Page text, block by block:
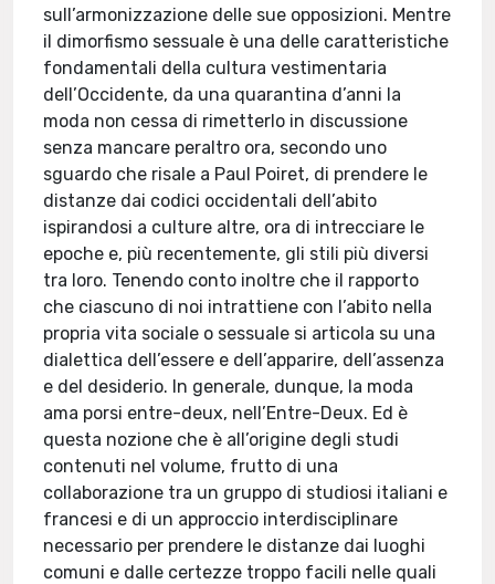
sull’armonizzazione delle sue opposizioni. Mentre
il dimorfismo sessuale è una delle caratteristiche
fondamentali della cultura vestimentaria
dell’Occidente, da una quarantina d’anni la
moda non cessa di rimetterlo in discussione
senza mancare peraltro ora, secondo uno
sguardo che risale a Paul Poiret, di prendere le
distanze dai codici occidentali dell’abito
ispirandosi a culture altre, ora di intrecciare le
epoche e, più recentemente, gli stili più diversi
tra loro. Tenendo conto inoltre che il rapporto
che ciascuno di noi intrattiene con l’abito nella
propria vita sociale o sessuale si articola su una
dialettica dell’essere e dell’apparire, dell’assenza
e del desiderio. In generale, dunque, la moda
ama porsi entre-deux, nell’Entre-Deux. Ed è
questa nozione che è all’origine degli studi
contenuti nel volume, frutto di una
collaborazione tra un gruppo di studiosi italiani e
francesi e di un approccio interdisciplinare
necessario per prendere le distanze dai luoghi
comuni e dalle certezze troppo facili nelle quali